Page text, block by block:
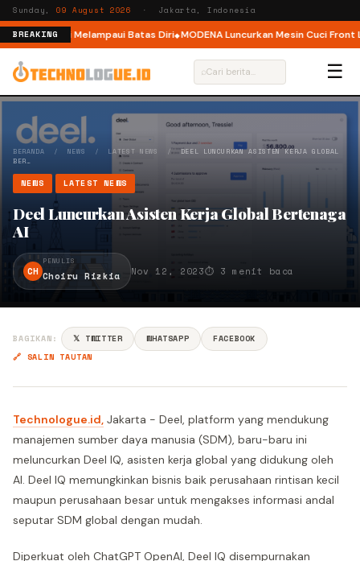
Sunday, 09 August 2026 · Jakarta, Indonesia
BREAKING
Ajak Pelari Melampaui Batas Diri MODENA Luncurkan Mesin Cuci Front
⌕ ☰
BERANDA / NEWS / LATEST NEWS /DEEL LUNCURKAN ASISTEN KERJA GLOBAL
BER…
NEWS LATEST NEWS
Deel Luncurkan Asisten Kerja Global Bertenaga
AI
CH
PENULIS
Choiru Rizkia Nov 12, 2023⏱ 3 menit baca
BAGIKAN: 𝕏 TWITTER WHATSAPP
FACEBOOK
🔗 SALIN TAUTAN
Technologue.id, Jakarta - Deel, platform yang mendukung
manajemen sumber daya manusia (SDM), baru-baru ini
meluncurkan Deel IQ, asisten kerja global yang didukung oleh
AI. Deel IQ memungkinkan bisnis baik perusahaan rintisan kecil
maupun perusahaan besar untuk mengakses informasi andal
seputar SDM global dengan mudah.
Diperkuat oleh ChatGPT OpenAI, Deel IQ disempurnakan